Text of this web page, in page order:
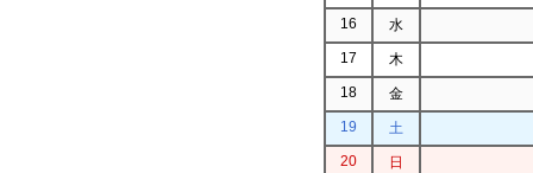
16
水
17
木
18
金
19
土
20
日